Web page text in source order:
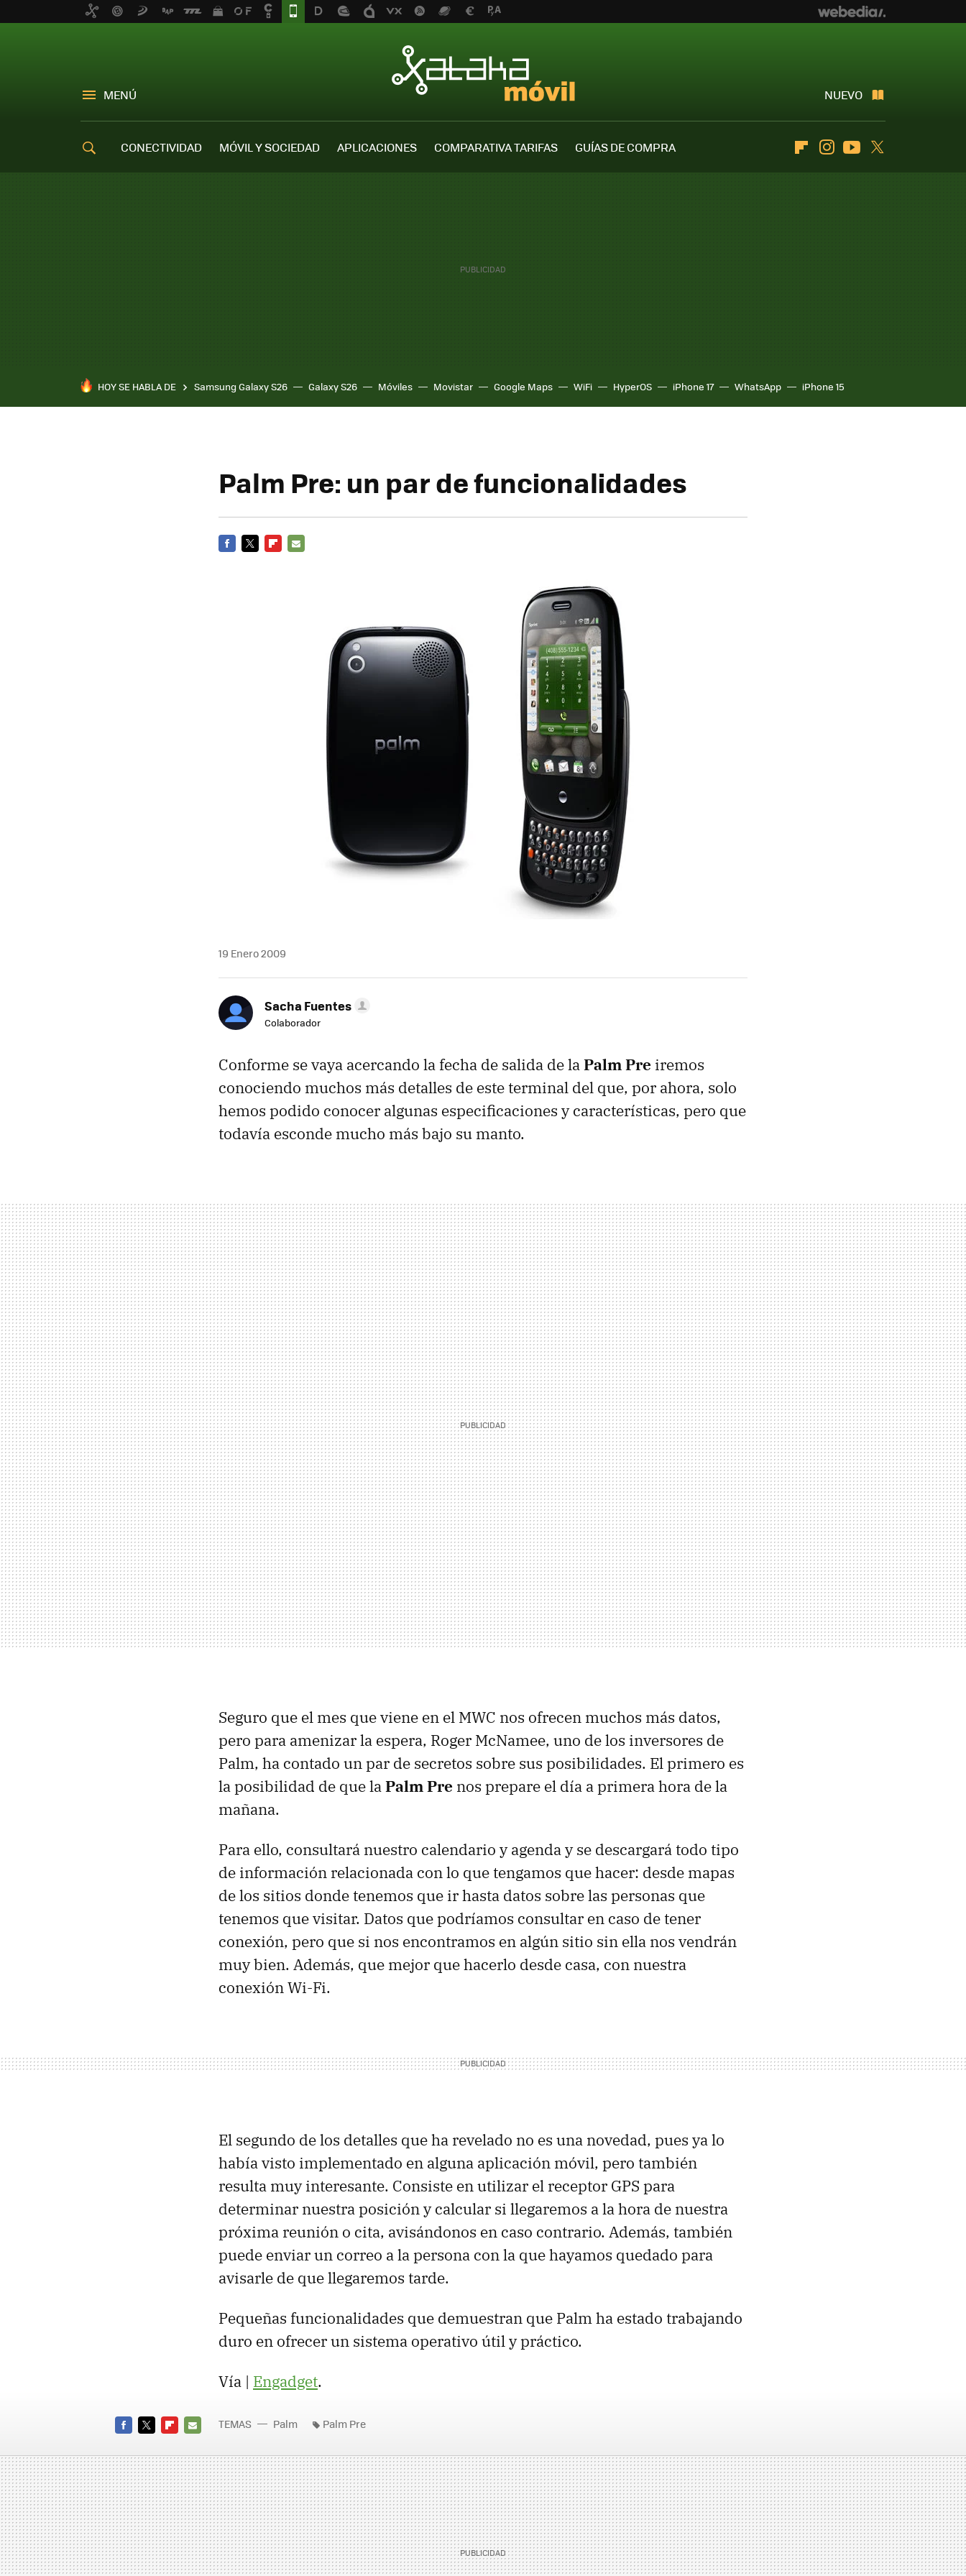
MENÚ NUEVO
CONECTIVIDAD MÓVIL Y SOCIEDAD APLICACIONES COMPARATIVA TARIFAS
GUÍAS DE COMPRA
FlipboardInstagramYoutube
HOY SE HABLA DE Samsung Galaxy S26 Galaxy S26 Móviles Movistar Google Maps WiFi HyperOS iPhone 17 WhatsApp iPhone 15
Palm Pre: un par de funcionalidades
19 Enero 2009
Sacha Fuentes
Colaborador
Conforme se vaya acercando la fecha de salida de laPalm Pre iremos
conociendo muchos más detalles de este terminal del que, por ahora, solo
hemos podido conocer algunas especificaciones y características, pero que
todavía esconde mucho más bajo su manto.
Seguro que el mes que viene en el MWC nos ofrecen muchos más datos,
pero para amenizar la espera, Roger McNamee, uno de los inversores de
Palm, ha contado un par de secretos sobre sus posibilidades. El primero es
la posibilidad de que laPalm Pre nos prepare el día a primera hora de la
mañana.
Para ello, consultará nuestro calendario y agenda y se descargará todo tipo
de información relacionada con lo que tengamos que hacer: desde mapas
de los sitios donde tenemos que ir hasta datos sobre las personas que
tenemos que visitar. Datos que podríamos consultar en caso de tener
conexión, pero que si nos encontramos en algún sitio sin ella nos vendrán
muy bien. Además, que mejor que hacerlo desde casa, con nuestra
conexión Wi-Fi.
El segundo de los detalles que ha revelado no es una novedad, pues ya lo
había visto implementado en alguna aplicación móvil, pero también
resulta muy interesante. Consiste en utilizar el receptor GPS para
determinar nuestra posición y calcular si llegaremos a la hora de nuestra
próxima reunión o cita, avisándonos en caso contrario. Además, también
puede enviar un correo a la persona con la que hayamos quedado para
avisarle de que llegaremos tarde.
Pequeñas funcionalidades que demuestran que Palm ha estado trabajando
duro en ofrecer un sistema operativo útil y práctico.
Vía | Engadget.
MAIL
TEMAS Palm Palm Pre